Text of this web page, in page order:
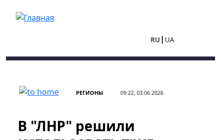
RU UA
РЕГИОНЫ 09:22, 03.06.2026
В "ЛНР" решили